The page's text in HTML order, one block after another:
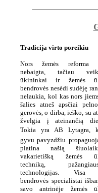
Tradicija virto poreikiu
Nors žemės reforma
nebaigta, tačiau
ūkininkai ir žemės
bendrovės nesėdi sudėję
nelaukia, kol kas nors
šalies atneš apsčiai
gerovės, o dirba, ieško, su
žvelgia į ateinančią
Tokia yra AB Lytagra,
gyvu pavyzdžiu
platina našią
vakarietišką žemės
techniką,
technologijas. Visa
bendrovės specialistai
savo antrinėje žemės